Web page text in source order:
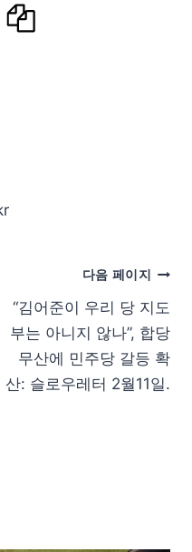
다음 페이지
“김어준이 우리 당 지도
부는 아니지 않나”, 합당
무산에 민주당 갈등 확
산: 슬로우레터 2월11일.